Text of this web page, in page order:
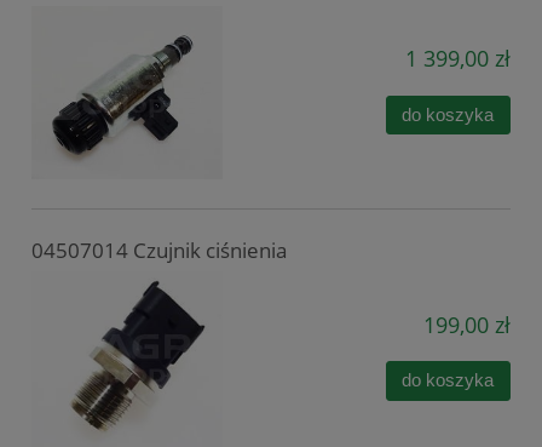
1 399,00 zł
do koszyka
04507014 Czujnik ciśnienia
199,00 zł
do koszyka